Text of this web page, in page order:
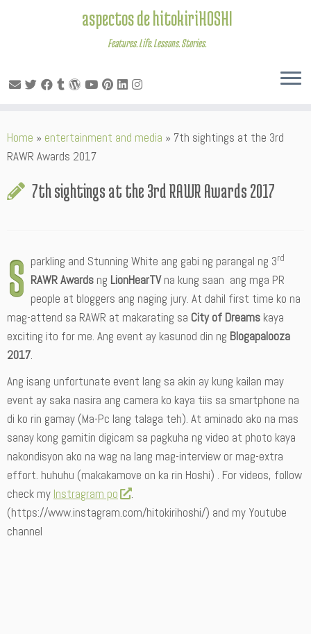
to
content
aspectos de hitokiriHOSHI
Features. Life. Lessons. Stories.
Home » entertainment and media » 7th sightings at the 3rd
RAWR Awards 2017
7th sightings at the 3rd RAWR Awards 2017
S parkling and Stunning White ang gabi ng parangal ng 3rd
RAWR Awards ng LionHearTVna kung saan ang mga PR
people at bloggers ang naging jury. At dahil first time ko na
mag-attend sa RAWR at makarating sa City of Dreams kaya
exciting ito for me. Ang event ay kasunod din ng Blogapalooza
2017.
Ang isang unfortunate event lang sa akin ay kung kailan may
event ay saka nasira ang camera ko kaya tiis sa smartphone na
di ko rin gamay (Ma-Pc lang talaga teh). At aminado ako na mas
sanay kong gamitin digicam sa pagkuha ng video at photo kaya
nakondisyon ako na wag na lang mag-interview or mag-extra
effort. huhuhu (makakamove on ka rin Hoshi) . For videos, follow
check my Instragram po
.
(https://www.instagram.com/hitokirihoshi/) and my Youtube
channel